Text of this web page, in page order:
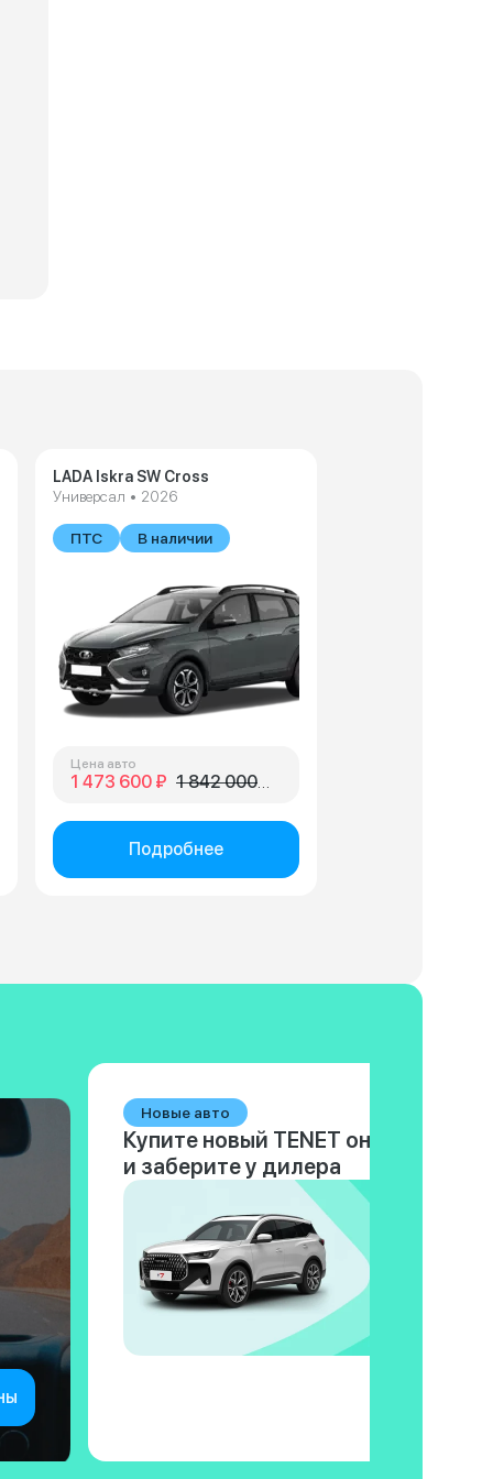
В наличии
LADA Iskra SW Cross
Универсал • 2026
ПТС В наличии
Цена авто
1 473 600 ₽ 1 842 000 ₽
Подробнее
Новые авто
Купите новый TENET онлайн
и заберите у дилера